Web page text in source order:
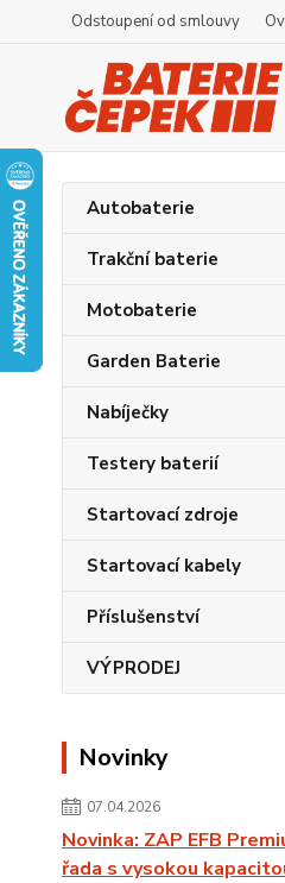
Odstoupení od smlouvy
Autobaterie
Trakční baterie
Motobaterie
Garden Baterie
Nabíječky
Testery baterií
Startovací zdroje
Startovací kabely
Příslušenství
VÝPRODEJ
Novinky
07.04.2026
Novinka: ZAP EFB
řada s vysokou